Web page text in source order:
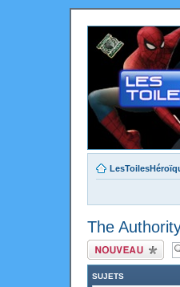
The
Ecrire un nouveau
sujet
SUJETS